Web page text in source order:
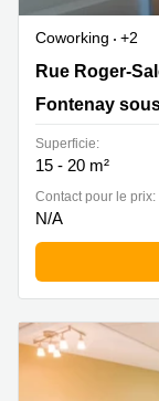
Coworking
+2
58 rue Roger
sous Bois
Rue Roger-
Fontenay
Superficie:
15 - 20 m²
Contact pour le prix:
N/A